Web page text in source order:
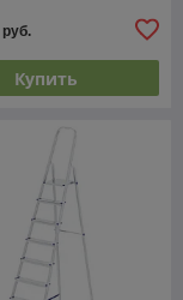
руб.
Купить